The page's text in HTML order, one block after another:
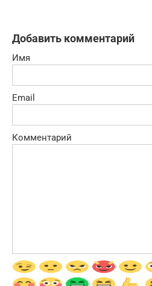
Добавить комментарий
Имя
Email
Комментарий